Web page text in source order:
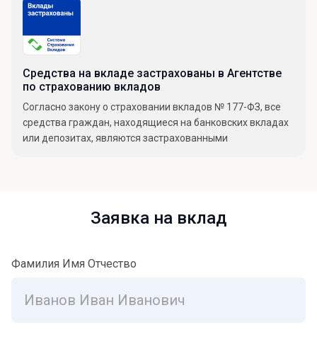
Средства на вкладе застрахованы в Агентстве
по страхованию вкладов
Согласно закону о страховании вкладов № 177-ФЗ, все
средства граждан, находящиеся на банковских вкладах
или депозитах, являются застрахованными
Заявка на вклад
Фамилия Имя Отчество